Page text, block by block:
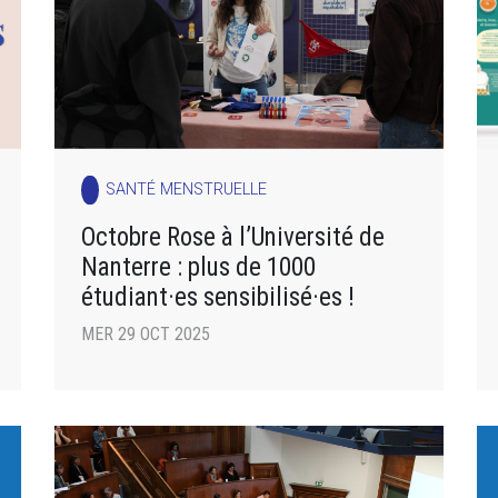
SANTÉ MENSTRUELLE
Octobre Rose à l’Université de
Nanterre : plus de 1000
étudiant·es sensibilisé·es !
MER 29 OCT 2025